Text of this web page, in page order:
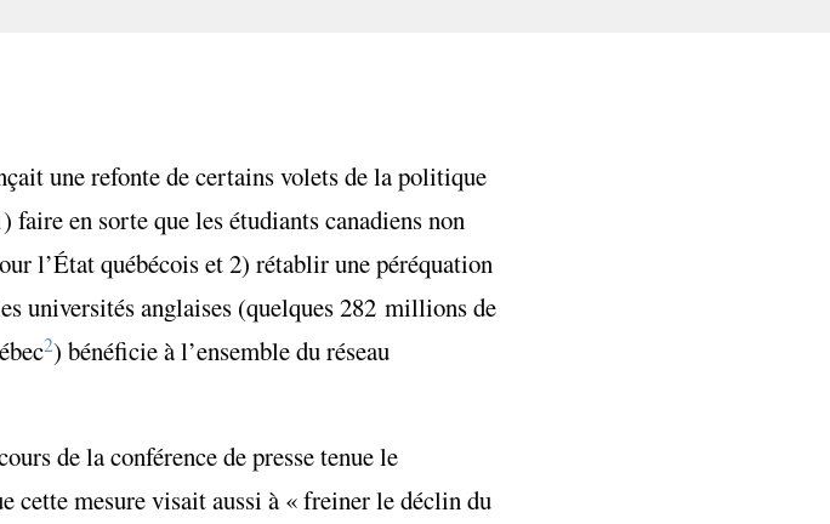
une refonte de certains volets de la politique
en sorte que les étudiants canadiens non
l’État québécois et 2) rétablir une péréquation
universités anglaises (quelques 282 millions de
2) bénéficie à l’ensemble du réseau
de la conférence de presse tenue le
cette mesure visait aussi à « freiner le déclin du